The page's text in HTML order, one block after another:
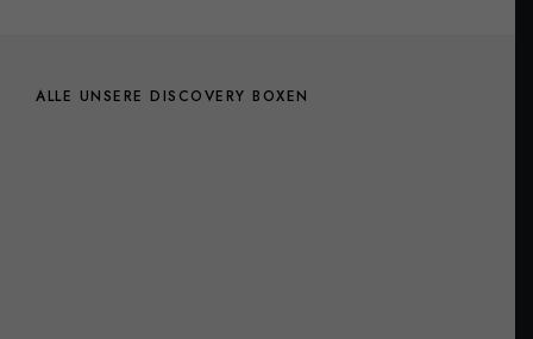
ALLE UNSERE DISCOVERY BOXEN